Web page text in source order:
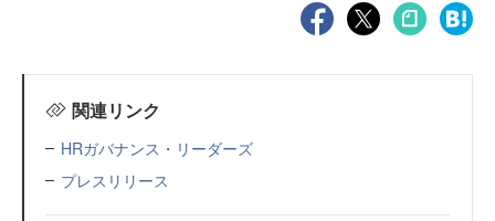
関連リンク
HRガバナンス・リーダーズ
プレスリリース